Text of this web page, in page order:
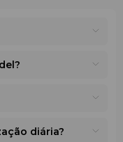
é ideal tanto para
É uma combinação
com entrega
diária?